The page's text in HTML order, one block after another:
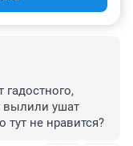
гадостного,
вылили ушат
тут не нравится?